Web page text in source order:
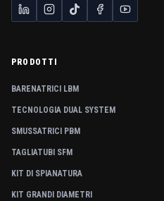
PRODOTTI
BARENATRICI LBM
TECNOLOGIA DUAL SYSTEM
SMUSSATRICI PBM
TAGLIATUBI SFM
KIT DI SPIANATURA
KIT GRANDI DIAMETRI